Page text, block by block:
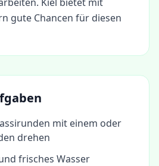
gute Chancen für diesen
mit einem oder
drehen
frisches Wasser